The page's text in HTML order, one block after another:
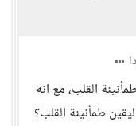
القلب، مع انه
طمأنينة القلب؟